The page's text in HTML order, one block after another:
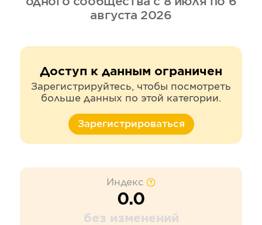
августа 2026
Доступ к данным ограничен
Зарегистрируйтесь, чтобы посмотреть
больше данных по этой категории.
Зарегистрироваться
Индекс
0.0
без изменений